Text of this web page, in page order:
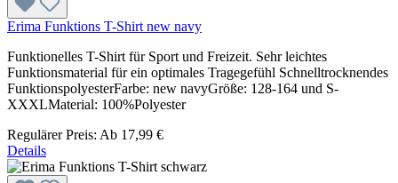
Erima Funktions T-Shirt new navy
Funktionelles T-Shirt für Sport und Freizeit. Sehr leichtes
Funktionsmaterial für ein optimales Tragegefühl Schnelltrocknendes
FunktionspolyesterFarbe: new navyGröße: 128-164 und S-
XXXLMaterial: 100%Polyester
Regulärer Preis: Ab 17,99 €
Details